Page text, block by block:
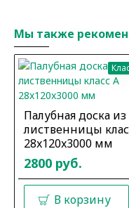
Мы также
Палубная доска из
лиственницы
28x120x3000 мм
2800 руб.
В корзину